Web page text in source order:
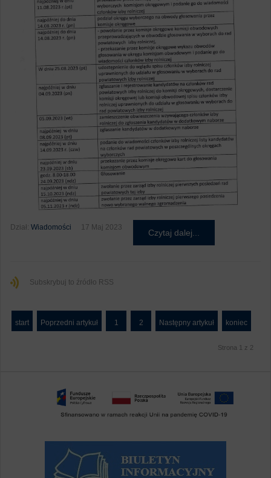
Dział: Wiadomości 17 Maj 2023
Czytaj dalej...
Subskrybuj to źródło RSS
start Poprzedni artykuł 1 2 Następny artykuł koniec
Strona 1 z 2